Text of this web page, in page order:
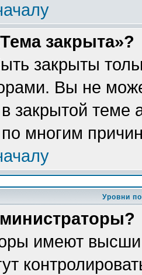
закрыта»?
закрыты
Вы не
закрытой теме
многим
Уровни
имеют